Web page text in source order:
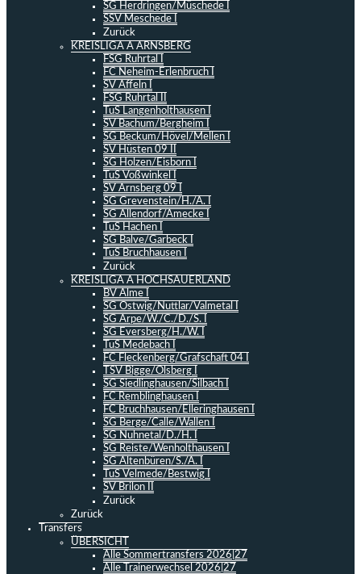
SG Herdringen/Müschede I
SSV Meschede I
Zurück
KREISLIGA A ARNSBERG
FSG Ruhrtal I
FC Neheim-Erlenbruch I
SV Affeln I
FSG Ruhrtal II
TuS Langenholthausen I
SV Bachum/Bergheim I
SG Beckum/Hövel/Mellen I
SV Hüsten 09 II
SG Holzen/Eisborn I
TuS Voßwinkel I
SV Arnsberg 09 I
SG Grevenstein/H./A. I
SG Allendorf/Amecke I
TuS Hachen I
SG Balve/Garbeck I
TuS Bruchhausen I
Zurück
KREISLIGA A HOCHSAUERLAND
BV Alme I
SG Ostwig/Nuttlar/Valmetal I
SG Arpe/W./C./D./S. I
SG Eversberg/H./W. I
TuS Medebach I
FC Fleckenberg/Grafschaft 04 I
TSV Bigge/Olsberg I
SG Siedlinghausen/Silbach I
FC Remblinghausen I
FC Bruchhausen/Elleringhausen I
SG Berge/Calle/Wallen I
SG Nuhnetal/D./H. I
SG Reiste/Wenholthausen I
SG Altenbüren/S./A. I
TuS Velmede/Bestwig I
SV Brilon II
Zurück
Zurück
Transfers
ÜBERSICHT
Alle Sommertransfers 2026|27
Alle Trainerwechsel 2026|27